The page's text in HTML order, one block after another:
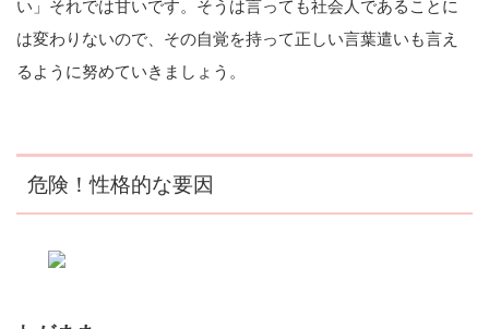
い」それでは甘いです。そうは言っても社会人であることに
は変わりないので、その自覚を持って正しい言葉遣いも言え
るように努めていきましょう。
危険！性格的な要因